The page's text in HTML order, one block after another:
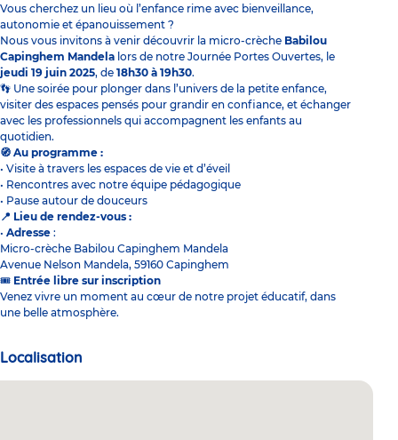
Vous cherchez un lieu où l’enfance rime avec bienveillance,
autonomie et épanouissement ?
Nous vous invitons à venir découvrir la micro-crèche Babilou
Capinghem Mandela lors de notre Journée Portes Ouvertes, le
jeudi 19 juin 2025, de 18h30 à 19h30.
👣 Une soirée pour plonger dans l’univers de la petite enfance,
visiter des espaces pensés pour grandir en confiance, et échanger
avec les professionnels qui accompagnent les enfants au
quotidien.
🧭 Au programme :
• Visite à travers les espaces de vie et d’éveil
• Rencontres avec notre équipe pédagogique
• Pause autour de douceurs
📍 Lieu de rendez-vous :
• Adresse :
Micro-crèche Babilou Capinghem Mandela
Avenue Nelson Mandela, 59160 Capinghem
🎟️ Entrée libre sur inscription
Venez vivre un moment au cœur de notre projet éducatif, dans
une belle atmosphère.
Localisation